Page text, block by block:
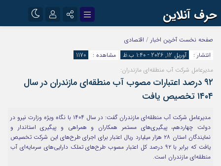
حرف آنلاین
اینستاگرام
آپارات
رمز عبور
مرا به خاطر بسپار
صفحه نخست آخرین اخبار / اقتصادی
انتشار :
آوریل 12, 2026 - 1:40 ب.ظ مشاهده :
1170
مدیرعامل شرکت آب منطقه‌ای مازندران:
۹۲ درصد اعتبارات مصوب آب منطقه‌ای مازندران در سال
۱۴۰۴ تخصیص یافت
مدیرعامل شرکت آب منطقه‌ای مازندران گفت: در سال ۱۴۰۴ با نگاه ویژه وزارت نیرو در
دولت چهاردهم، پیگیری‌های مستمر همکاران و همراهی و پیگیری استاندار و
نمایندگان استان ۲۸ هزار میلیارد ریال اعتبار برای اجرای طرح‌های این شرکت تخصیص
یافت که برابر با ۹۲ درصد کل اعتبار مصوب طرح‌های تملک دارایی‌های سرمایه‌ای آب
منطقه‌ای مازندران است.